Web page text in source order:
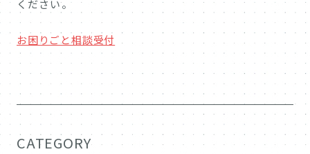
ください。
お困りごと相談受付
CATEGORY